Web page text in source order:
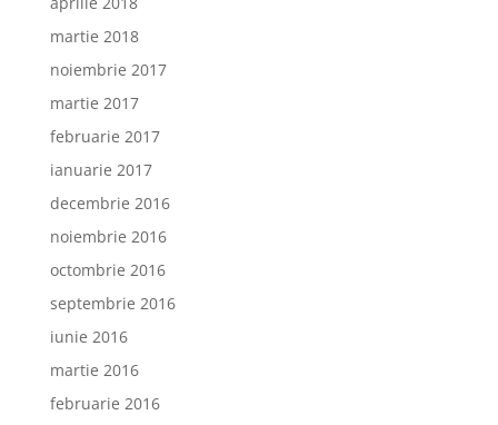
martie 2018
noiembrie 2017
martie 2017
februarie 2017
ianuarie 2017
decembrie 2016
noiembrie 2016
octombrie 2016
septembrie 2016
iunie 2016
martie 2016
februarie 2016